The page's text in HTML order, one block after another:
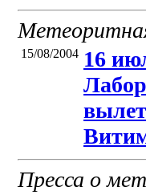
15/08/2004 16
Пресса о